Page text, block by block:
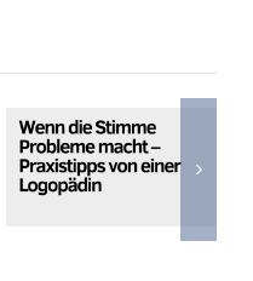
Stimme
Probleme
macht –